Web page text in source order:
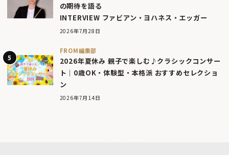
の期待を語る
INTERVIEW ファビアン・ヨハネス・エッガー
2026年7月28日
FROM編集部
2026年夏休み 親子で楽しむ♪クラシックコンサー
ト｜0歳OK・体験型・本格派 おすすめセレクショ
ン
2026年7月14日